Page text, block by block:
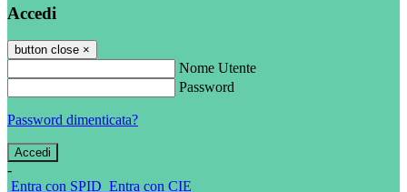
Accedi
button close ×
Nome Utente
Password
Password dimenticata?
-
Entra con SPID Entra con CIE